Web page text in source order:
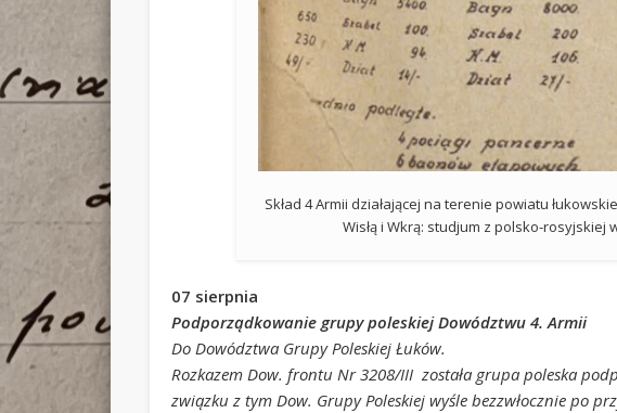
Skład 4 Armii działającej na terenie powiatu
Wisłą i Wkrą: studjum z polsko-rosyjskiej
07 sierpnia
Podporządkowanie grupy poleskiej Dowództwu 4. Armii
Do Dowództwa Grupy Poleskiej Łuków.
Rozkazem Dow. frontu Nr 3208/III została grupa poleska
związku z tym Dow. Grupy Poleskiej wyśle bezzwłocznie po